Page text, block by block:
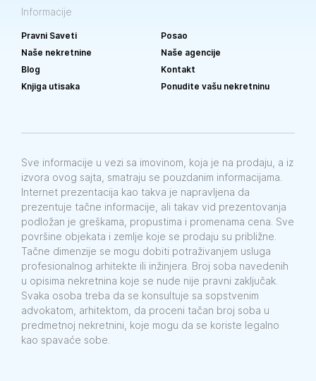
Informacije
Pravni Saveti
Posao
Naše nekretnine
Naše agencije
Blog
Kontakt
Knjiga utisaka
Ponudite vašu nekretninu
Sve informacije u vezi sa imovinom, koja je na prodaju, a iz
izvora ovog sajta, smatraju se pouzdanim informacijama.
Internet prezentacija kao takva je napravljena da
prezentuje tačne informacije, ali takav vid prezentovanja
podložan je greškama, propustima i promenama cena. Sve
površine objekata i zemlje koje se prodaju su približne.
Tačne dimenzije se mogu dobiti potraživanjem usluga
profesionalnog arhitekte ili inžinjera. Broj soba navedenih
u opisima nekretnina koje se nude nije pravni zaključak.
Svaka osoba treba da se konsultuje sa sopstvenim
advokatom, arhitektom, da proceni tačan broj soba u
predmetnoj nekretnini, koje mogu da se koriste legalno
kao spavaće sobe.